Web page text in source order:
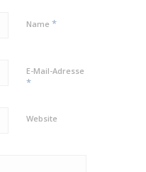
Name *
E-Mail-Adresse
*
Website